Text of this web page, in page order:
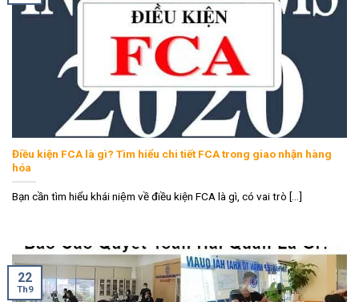
Điều kiện FCA là gì? Tìm hiểu chi tiết FCA trong giao nhận hàng
hóa
Bạn cần tìm hiểu khái niệm về điều kiện FCA là gì, có vai trò [...]
22
Th9